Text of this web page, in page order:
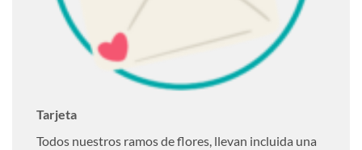
Tarjeta
Todos nuestros ramos de flores, llevan incluida una